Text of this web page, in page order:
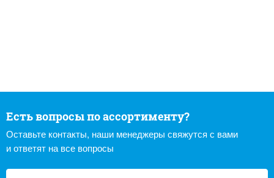
Есть вопросы по ассортименту?
Оставьте контакты, наши менеджеры свяжутся с вами
и ответят на все вопросы